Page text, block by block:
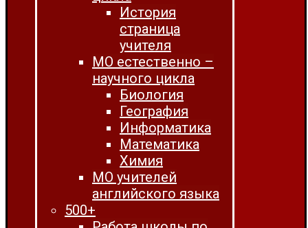
История
страница
учителя
МО естественно –
научного цикла
Биология
География
Информатика
Математика
Химия
МО учителей
английского языка
500+